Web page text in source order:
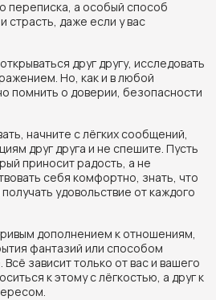
переписка, а особый способ
страсть, даже если у вас
друг другу, исследовать
Но, как и в любой
помнить о доверии, безопасности
начните с лёгких сообщений,
друг друга и не спешите. Пусть
приносит радость, а не
себя комфортно, знать, что
удовольствие от каждого
дополнением к отношениям,
фантазий или способом
зависит только от вас и вашего
к этому с лёгкостью, а друг к